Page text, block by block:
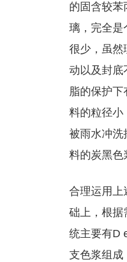
的固含较
璃，完全是
很少，虽然
动以及封底
脂的保护
料的粒径小
被雨水冲洗
料的炭黑色
合理运用上
础上，根据
统主要有D
支色浆组成